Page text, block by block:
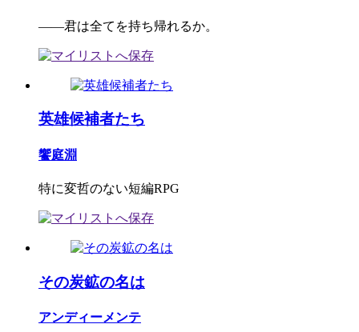
――君は全てを持ち帰れるか。
英雄候補者たち
饗庭淵
特に変哲のない短編RPG
その炭鉱の名は
アンディーメンテ